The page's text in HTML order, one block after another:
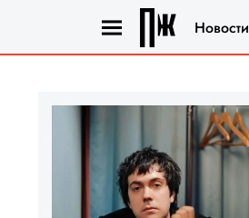
Новости